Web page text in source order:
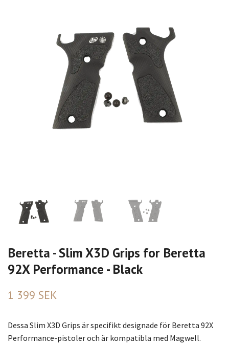
Beretta - Slim X3D Grips for Beretta
92X Performance - Black
1 399 SEK
Dessa Slim X3D Grips är specifikt designade för Beretta 92X
Performance-pistoler och är kompatibla med Magwell.